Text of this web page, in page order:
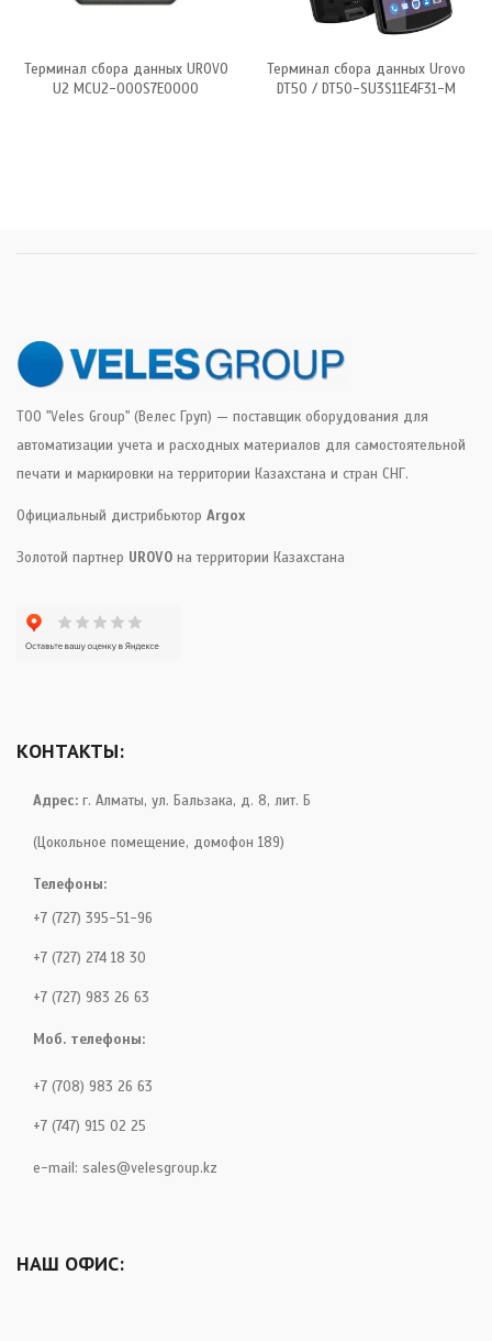
Терминал сбора данных UROVO
U2 MCU2-000S7E0000
Терминал сбора данных Urovo
DT50 / DT50-SU3S11E4F31-M
ТОО "Veles Group" (Велес Груп) — поставщик оборудования для
автоматизации учета и расходных материалов для самостоятельной
печати и маркировки на территории Казахстана и стран СНГ.
Официальный дистрибьютор Argox
Золотой партнер UROVO на территории Казахстана
КОНТАКТЫ:
Адрес: г. Алматы, ул. Бальзака, д. 8, лит. Б
(Цокольное помещение, домофон 189)
Телефоны:
+7 (727) 395-51-96
+7 (727) 274 18 30
+7 (727) 983 26 63
Моб. телефоны:
+7 (708) 983 26 63
+7 (747) 915 02 25
e-mail: sales@velesgroup.kz
НАШ ОФИС: